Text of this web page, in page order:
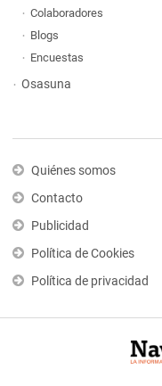
Colaboradores
Blogs
Encuestas
Osasuna
Quiénes somos
Contacto
Publicidad
Política de Cookies
Política de privacidad